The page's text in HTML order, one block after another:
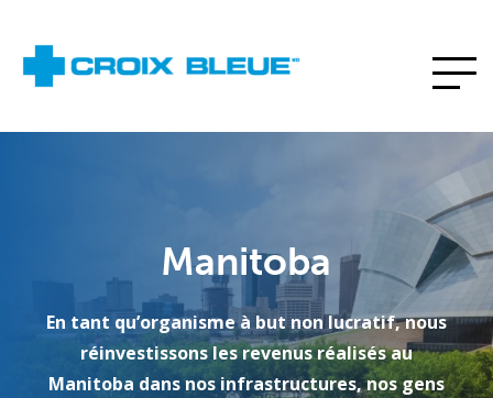
Manitoba
En tant qu’organisme à but non lucratif, nous
réinvestissons les revenus réalisés au
Manitoba dans nos infrastructures, nos gens